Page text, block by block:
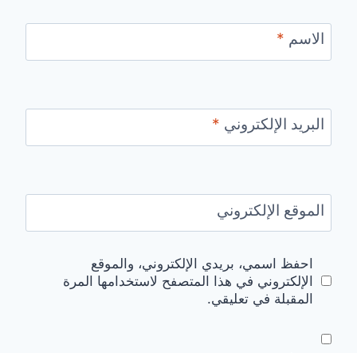
الاسم *
البريد الإلكتروني *
الموقع الإلكتروني
احفظ اسمي، بريدي الإلكتروني، والموقع
الإلكتروني في هذا المتصفح لاستخدامها المرة
المقبلة في تعليقي.